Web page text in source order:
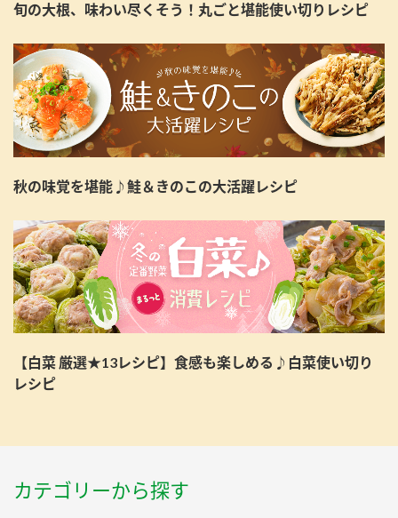
旬の大根、味わい尽くそう！丸ごと堪能使い切りレシピ
秋の味覚を堪能♪鮭＆きのこの大活躍レシピ
【白菜 厳選★13レシピ】食感も楽しめる♪白菜使い切り
レシピ
カテゴリーから探す